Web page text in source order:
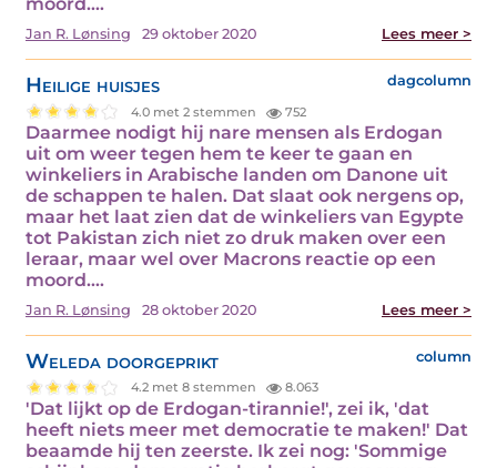
Jan R. Lønsing 29 oktober 2020 Lees meer >
Heilige huisjes dagcolumn
4.0 met 2 stemmen 752
Daarmee nodigt hij nare mensen als Erdogan
uit om weer tegen hem te keer te gaan en
winkeliers in Arabische landen om Danone uit
de schappen te halen. Dat slaat ook nergens op,
maar het laat zien dat de winkeliers van Egypte
tot Pakistan zich niet zo druk maken over een
leraar, maar wel over Macrons reactie op een
moord.…
Jan R. Lønsing 28 oktober 2020 Lees meer >
Weleda doorgeprikt column
4.2 met 8 stemmen 8.063
'Dat lijkt op de Erdogan-tirannie!', zei ik, 'dat
heeft niets meer met democratie te maken!' Dat
beaamde hij ten zeerste. Ik zei nog: 'Sommige